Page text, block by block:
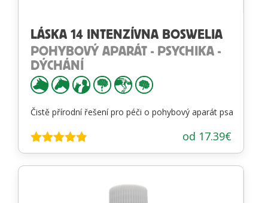
LÁSKA 14 INTENZÍVNA BOSWELIA
POHYBOVÝ APARÁT - PSYCHIKA -
DÝCHÁNÍ
Čistě přírodní řešení pro péči o pohybový aparát psa
Hodnotenie
4.72z 5
od 17.39€